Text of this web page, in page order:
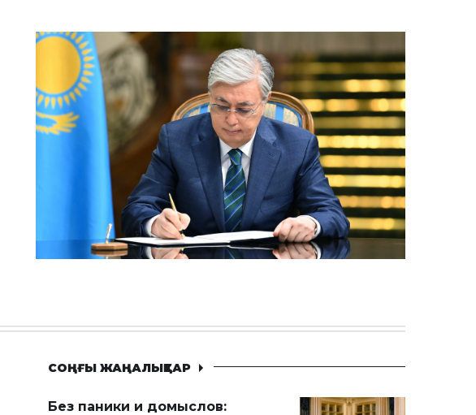
СОҢҒЫ ЖАҢАЛЫҚТАР
Без паники и домыслов: